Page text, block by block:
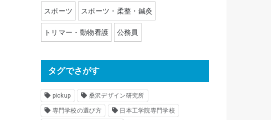
スポーツ スポーツ・柔整・鍼灸
トリマー・動物看護 公務員
タグでさがす
pickup 桑沢デザイン研究所
専門学校の選び方 日本工学院専門学校